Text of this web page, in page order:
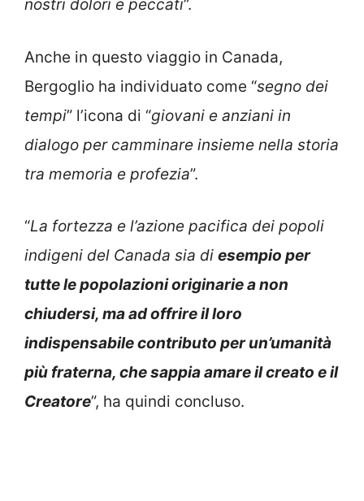
nostri dolori e peccati”.
Anche in questo viaggio in Canada,
Bergoglio ha individuato come “segno dei
tempi” l’icona di “giovani e anziani in
dialogo per camminare insieme nella storia
tra memoria e profezia”.
“La fortezza e l’azione pacifica dei popoli
indigeni del Canada sia di esempio per
tutte le popolazioni originarie a non
chiudersi, ma ad offrire il loro
indispensabile contributo per un’umanità
più fraterna, che sappia amare il creato e il
Creatore”, ha quindi concluso.